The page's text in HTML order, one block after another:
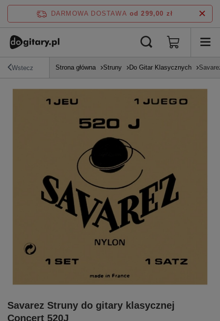
DARMOWA DOSTAWA od 299,00 zł
Wstecz Strona główna Struny Do Gitar Klasycznych
Savarez Struny do gitary klasycznej
Concert 520J